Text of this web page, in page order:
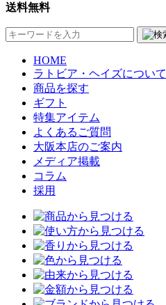
送料無料
HOME
ラトビア・ヘイズについて
商品を探す
ギフト
特集アイテム
よくあるご質問
大阪本店のご案内
メディア掲載
コラム
採用